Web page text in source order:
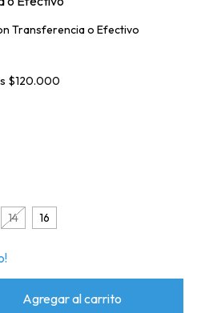
Transferencia o Efectivo
$120.000
14 16